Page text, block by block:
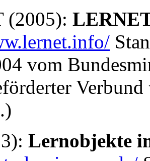
(2005):
vom
Lernobjekte